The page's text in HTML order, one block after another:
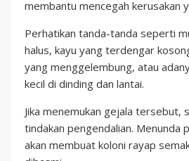
membantu mencegah kerusakan
Perhatikan tanda-tanda seperti
halus, kayu yang terdengar
yang menggelembung, atau
kecil di dinding dan lantai.
Jika menemukan gejala tersebut,
tindakan pengendalian. Menunda
akan membuat koloni rayap